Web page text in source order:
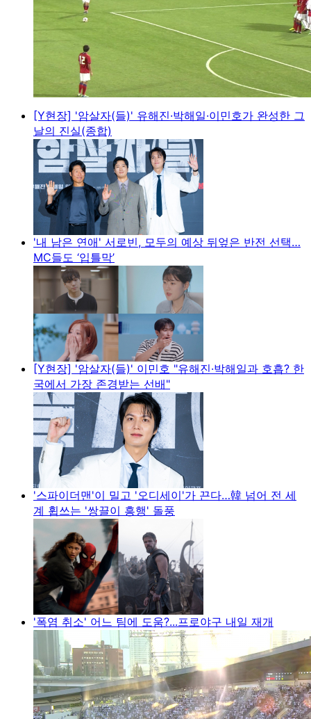
[Y현장] '암살자(들)' 유해진·박해일·이민호가 완성한 그
날의 진실(종합)
'내 남은 연애' 서로빈, 모두의 예상 뒤엎은 반전 선택…
MC들도 ‘입틀막’
[Y현장] '암살자(들)' 이민호 "유해진·박해일과 호흡? 한
국에서 가장 존경받는 선배"
'스파이더맨'이 밀고 '오디세이'가 끈다…韓 넘어 전 세
계 휩쓰는 '쌍끌이 흥행' 돌풍
'폭염 취소' 어느 팀에 도움?...프로야구 내일 재개